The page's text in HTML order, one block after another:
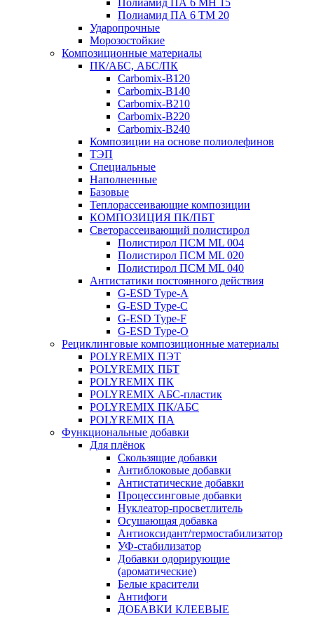
Полиамид ПА 6 МН 15
Полиамид ПА 6 ТМ 20
Ударопрочные
Морозостойкие
Композиционные материалы
ПК/АБС, АБС/ПК
Carbomix-В120
Carbomix-В140
Carbomix-В210
Carbomix-В220
Carbomix-В240
Композиции на основе полиолефинов
ТЭП
Специальные
Наполненные
Базовые
Теплорассеивающие композиции
КОМПОЗИЦИЯ ПК/ПБТ
Светорассеивающий полистирол
Полистирол ПСМ ML 004
Полистирол ПСМ ML 020
Полистирол ПСМ ML 040
Антистатики постоянного действия
G-ESD Type-A
G-ESD Type-C
G-ESD Type-F
G-ESD Type-O
Рециклинговые композиционные материалы
POLYREMIX ПЭТ
POLYREMIX ПБТ
POLYREMIX ПК
POLYREMIX АБС-пластик
POLYREMIX ПК/АБС
POLYREMIX ПА
Функциональные добавки
Для плёнок
Скользящие добавки
Антиблоковые добавки
Антистатические добавки
Процессинговые добавки
Нуклеатор-просветлитель
Осушающая добавка
Антиоксидант/термостабилизатор
УФ-стабилизатор
Добавки одорирующие
(ароматические)
Белые красители
Антифоги
ДОБАВКИ КЛЕЕВЫЕ